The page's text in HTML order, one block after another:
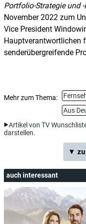
Portfolio-Strategie und
November 2022 zum
Vice President
Hauptverantwortlichen
senderübergreifende
Mehr zum Thema:
Aus
Artikel von TV
darstellen.
▼ zu
auch interessant